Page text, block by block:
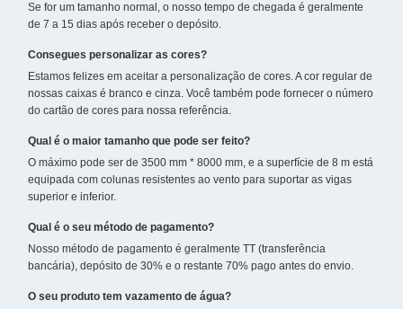
Se for um tamanho normal, o nosso tempo de chegada é geralmente
de 7 a 15 dias após receber o depósito.
Consegues personalizar as cores?
Estamos felizes em aceitar a personalização de cores. A cor regular de
nossas caixas é branco e cinza. Você também pode fornecer o número
do cartão de cores para nossa referência.
Qual é o maior tamanho que pode ser feito?
O máximo pode ser de 3500 mm * 8000 mm, e a superfície de 8 m está
equipada com colunas resistentes ao vento para suportar as vigas
superior e inferior.
Qual é o seu método de pagamento?
Nosso método de pagamento é geralmente TT (transferência
bancária), depósito de 30% e o restante 70% pago antes do envio.
O seu produto tem vazamento de água?